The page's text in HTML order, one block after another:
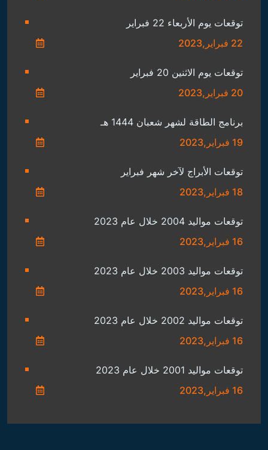
توقعات يوم الأربعاء 22 فبراير
22 فبراير,2023
توقعات يوم الاثنين 20 فبراير
20 فبراير,2023
برنامج الطاقة لشهر شعبان 1444 هـ
19 فبراير,2023
توقعات الأبراج لآخر شهر فبراير
18 فبراير,2023
توقعات مواليد 2004 خلال عام 2023
16 فبراير,2023
توقعات مواليد 2003 خلال عام 2023
16 فبراير,2023
توقعات مواليد 2002 خلال عام 2023
16 فبراير,2023
توقعات مواليد 2001 خلال عام 2023
16 فبراير,2023